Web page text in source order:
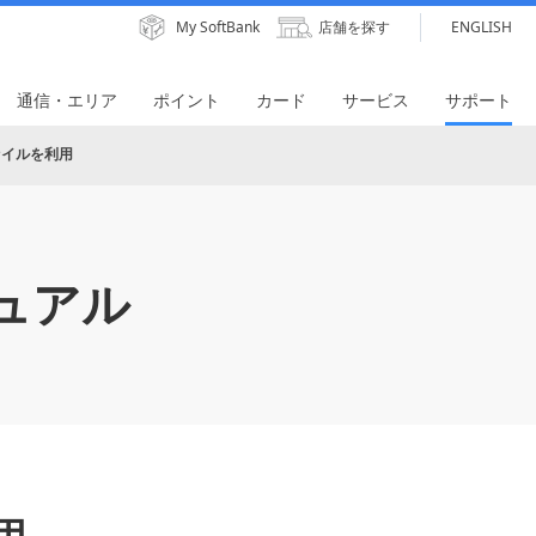
My SoftBank 店舗を探す ENGLISH
通信・エリア ポイント カード サービス サポート
ルを利用
アル